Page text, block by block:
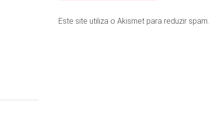
Este site utiliza o Akismet para reduzir spam.